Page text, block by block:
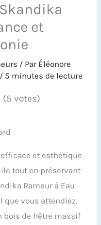
et
/ Par Éléonore
/ 5 minutes de lecture
(5 votes)
et esthétique
tout en préservant
Rameur à Eau
que vous attendiez.
bois de hêtre massif